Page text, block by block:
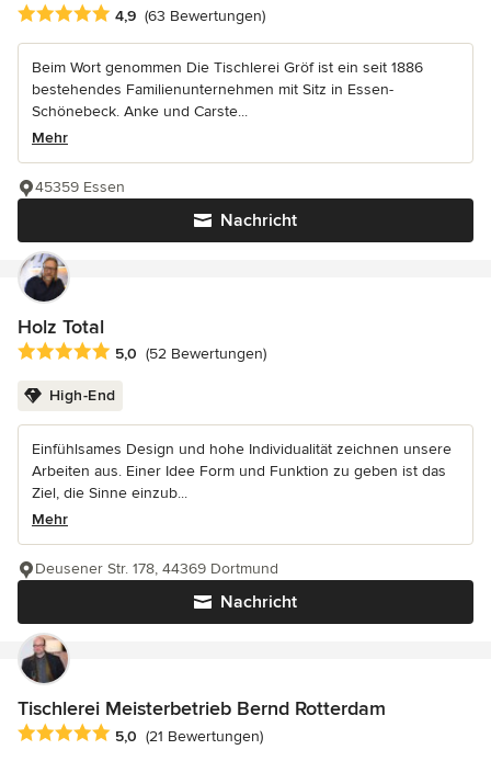
Durchschnittliche Bewertung: 4.9 von 5 Sternen
4,9 (63 Bewertungen)
Beim Wort genommen Die Tischlerei Gröf ist ein seit 1886
bestehendes Familienunternehmen mit Sitz in Essen-
Schönebeck. Anke und Carste...
Mehr
Nachricht
45359 Essen
Holz Total
Durchschnittliche Bewertung: 5 von 5 Sternen
5,0 (52 Bewertungen)
High-End
Einfühlsames Design und hohe Individualität zeichnen unsere
Arbeiten aus. Einer Idee Form und Funktion zu geben ist das
Ziel, die Sinne einzub...
Mehr
Nachricht
Deusener Str. 178, 44369 Dortmund
Tischlerei Meisterbetrieb Bernd Rotterdam
Durchschnittliche Bewertung: 5 von 5 Sternen
5,0 (21 Bewertungen)